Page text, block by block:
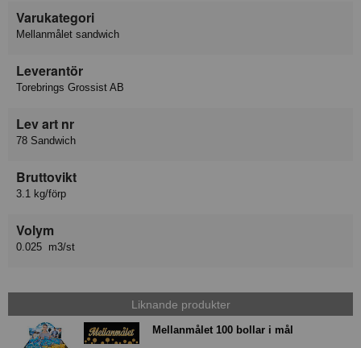
Varukategori
Mellanmålet sandwich
Leverantör
Torebrings Grossist AB
Lev art nr
78 Sandwich
Bruttovikt
3.1 kg/förp
Volym
0.025 m3/st
Liknande produkter
Mellanmålet 100 bollar i mål